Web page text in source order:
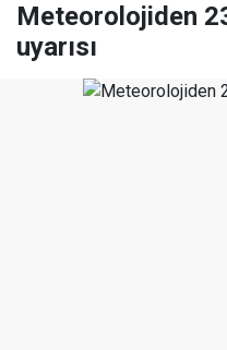
Meteorolojiden
uyarısı